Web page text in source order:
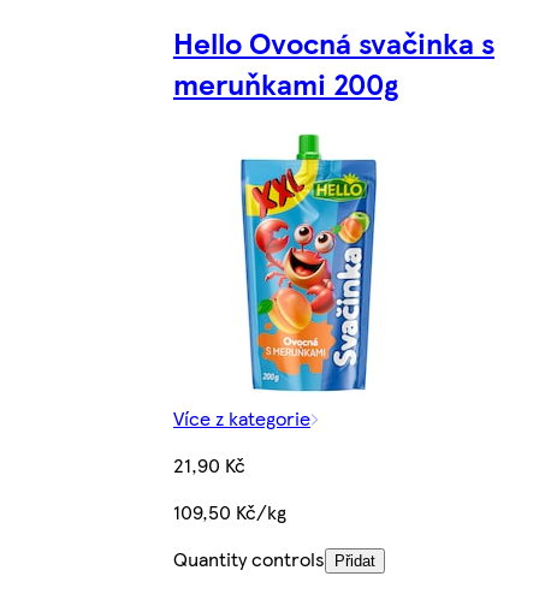
Hello Ovocná svačinka s
meruňkami 200g
Více z kategorie
21,90 Kč
109,50 Kč/kg
Quantity controls
Přidat